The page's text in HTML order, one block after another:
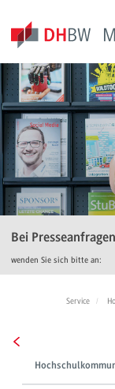
Bei Presseanfragen
wenden Sie sich bitte an:
Service